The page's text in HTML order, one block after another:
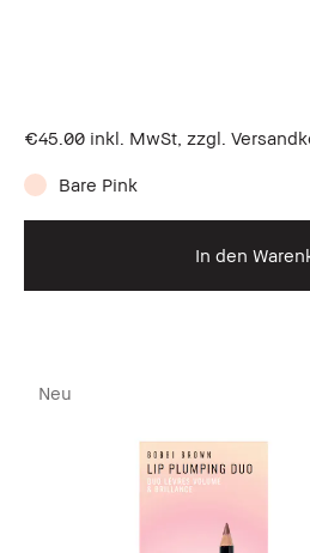
€45.00 inkl. MwSt, zzgl.
Bare Pink
In den
Neu